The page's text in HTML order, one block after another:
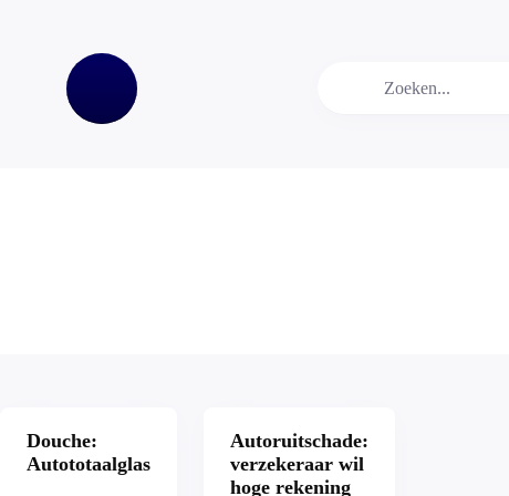
Douche:
Autototaalglas
Autoruitschade:
verzekeraar wil
hoge rekening